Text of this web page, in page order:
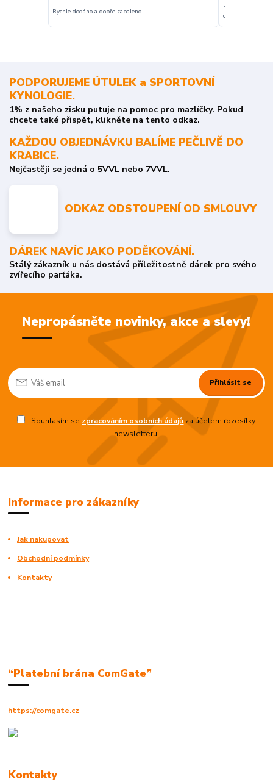
Rychle dodáno a dobře zabaleno.
nakupuji
o stavu
PODPORUJEME ÚTULEK a SPORTOVNÍ
KYNOLOGIE.
1% z našeho zisku putuje na pomoc pro mazlíčky. Pokud
chcete také přispět, klikněte na tento odkaz.
KAŽDOU OBJEDNÁVKU BALÍME PEČLIVĚ DO
KRABICE.
Nejčastěji se jedná o 5VVL nebo 7VVL.
ODKAZ ODSTOUPENÍ OD SMLOUVY
DÁREK NAVÍC JAKO PODĚKOVÁNÍ.
Stálý zákazník u nás dostává příležitostně dárek pro svého
zvířecího parťáka.
Nepropásněte novinky, akce a slevy!
Přihlásit se
Souhlasím se zpracováním osobních údajůza účelem rozesílky
newsletteru.
Informace pro zákazníky
Jak nakupovat
Obchodní podmínky
Kontakty
“Platební brána ComGate”
https://comgate.cz
Kontakty